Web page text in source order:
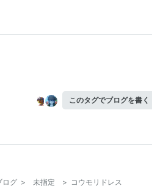
このタグでブログを書く
ログ > 未指定 > コウモリドレス